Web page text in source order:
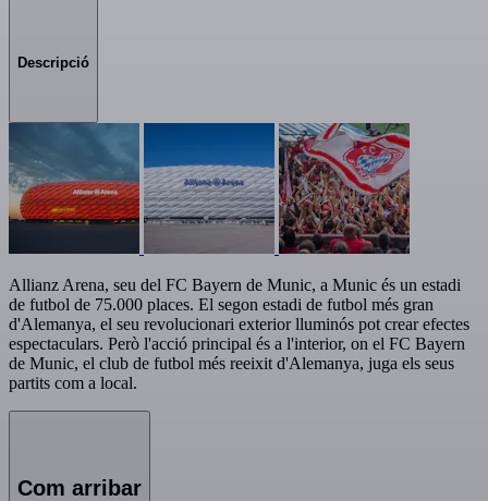
Descripció
Allianz Arena, seu del FC Bayern de Munic, a Munic és un estadi
de futbol de 75.000 places. El segon estadi de futbol més gran
d'Alemanya, el seu revolucionari exterior lluminós pot crear efectes
espectaculars. Però l'acció principal és a l'interior, on el FC Bayern
de Munic, el club de futbol més reeixit d'Alemanya, juga els seus
partits com a local.
Com arribar